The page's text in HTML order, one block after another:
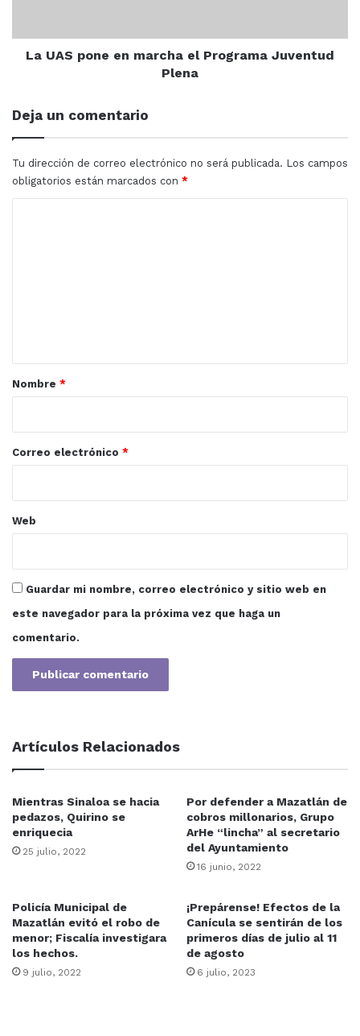
Plena
La UAS pone en marcha el Programa Juventud
Plena
Deja un comentario
Tu dirección de correo electrónico no será publicada. Los campos
obligatorios están marcados con *
r
*
Nombre *
Correo electrónico *
Web
Guardar mi nombre, correo electrónico y sitio web en
este navegador para la próxima vez que haga un
comentario.
Artículos Relacionados
Mientras Sinaloa se hacia
pedazos, Quirino se
enriquecia
25 julio, 2022
Por defender a Mazatlán de
cobros millonarios, Grupo
ArHe “lincha” al secretario
del Ayuntamiento
16 junio, 2022
Policía Municipal de
Mazatlán evitó el robo de
menor; Fiscalía investigara
los hechos.
9 julio, 2022
¡Prepárense! Efectos de la
Canícula se sentirán de los
primeros días de julio al 11
de agosto
6 julio, 2023